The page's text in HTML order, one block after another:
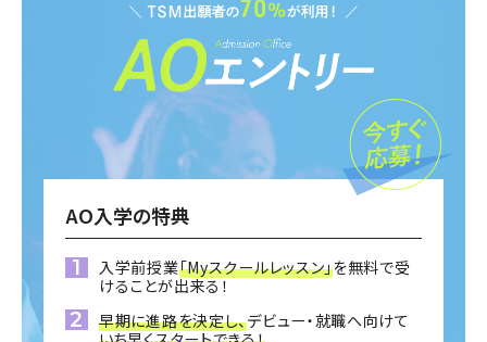
AO入学の特典
入学前授業「Myスクールレッスン」を無料で受
けることが出来る！
早期に進路を決定し、デビュー・就職へ向けて